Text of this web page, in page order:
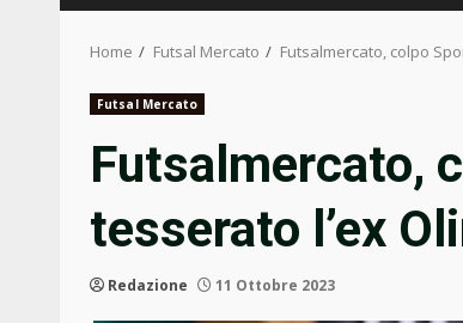
Home Futsal Mercato Futsalmercato, colpo
Futsal Mercato
Futsalmercato,
tesserato l’ex
Redazione 11 Ottobre 2023